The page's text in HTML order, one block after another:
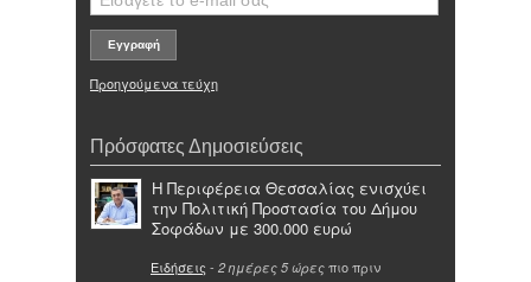
Προηγούμενα τεύχη
Πρόσφατες Δημοσιεύσεις
Η Περιφέρεια Θεσσαλίας ενισχύει
την Πολιτική Προστασία του Δήμου
Σοφάδων με 300.000 ευρώ
Ειδήσεις - 2 ημέρες 5 ώρες πιο πριν